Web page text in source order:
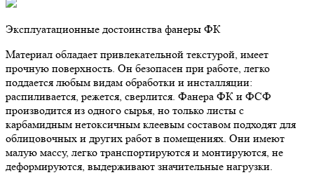
Эксплуатационные достоинства фанеры ФК
Материал обладает привлекательной текстурой, имеет
прочную поверхность. Он безопасен при работе, легко
поддается любым видам обработки и инсталляции:
распиливается, режется, сверлится. Фанера ФК и ФСФ
производится из одного сырья, но только листы с
карбамидным нетоксичным клеевым составом подходят для
облицовочных и других работ в помещениях. Они имеют
малую массу, легко транспортируются и монтируются, не
деформируются, выдерживают значительные нагрузки.